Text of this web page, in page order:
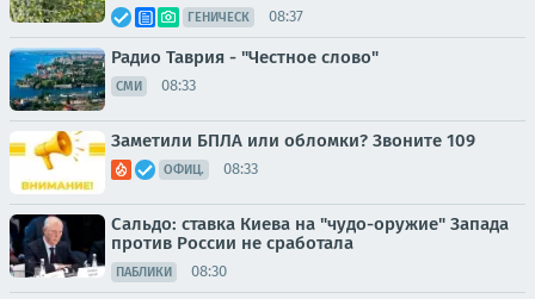
ГЕНИЧЕСК 08:37
Радио Таврия - "Честное слово"
СМИ 08:33
Заметили БПЛА или обломки? Звоните 109
ОФИЦ. 08:33
Сальдо: ставка Киева на "чудо-оружие" Запада
против России не сработала
ПАБЛИКИ 08:30